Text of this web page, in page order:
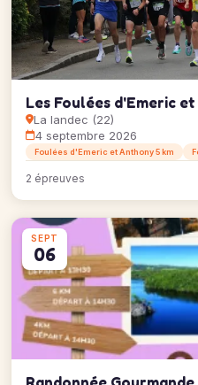
Les Foulées d'Emeric
La landec (22)
4 septembre 2026
Foulées d'Emeric et Anthony 5 km
2 épreuves
SEPT
06